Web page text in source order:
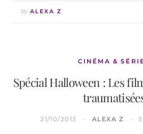
By ALEXA Z
CINÉMA &
Spécial Halloween : Les
31/10/2013 ALEXA Z